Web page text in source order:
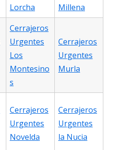
Lorcha
Millena
Cerrajeros
Urgentes
Los
Montesino
s
Cerrajeros
Urgentes
Murla
Cerrajeros
Urgentes
Novelda
Cerrajeros
Urgentes
la Nucia